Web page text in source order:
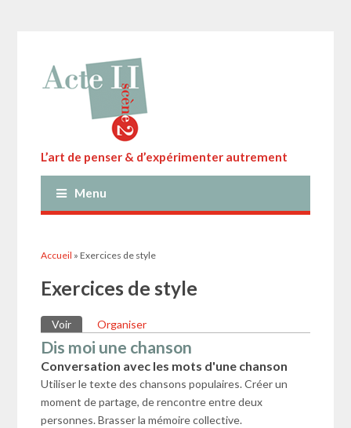
L’art de penser & d’expérimenter autrement
Menu
Vous êtes ici
Accueil » Exercices de style
Exercices de style
Onglets principaux
Voir (onglet actif)
Organiser
Dis moi une chanson
Conversation avec les mots d'une chanson
Utiliser le texte des chansons populaires. Créer un
moment de partage, de rencontre entre deux
personnes. Brasser la mémoire collective.